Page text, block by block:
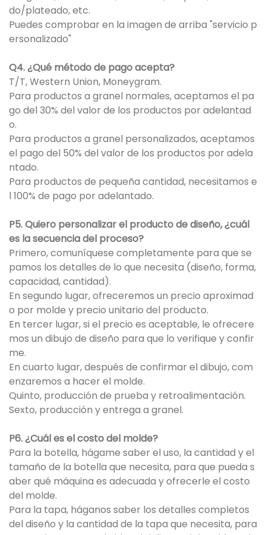
do/plateado, etc.
Puedes comprobar en la imagen de arriba "servicio p
ersonalizado"
Q4. ¿Qué método de pago acepta?
T/T, Western Union, Moneygram.
Para productos a granel normales, aceptamos el pa
go del 30% del valor de los productos por adelantad
o.
Para productos a granel personalizados, aceptamos
el pago del 50% del valor de los productos por adela
ntado.
Para productos de pequeña cantidad, necesitamos e
l 100% de pago por adelantado.
P5. Quiero personalizar el producto de diseño, ¿cuál
es la secuencia del proceso?
Primero, comuníquese completamente para que se
pamos los detalles de lo que necesita (diseño, forma,
capacidad, cantidad).
En segundo lugar, ofreceremos un precio aproximad
o por molde y precio unitario del producto.
En tercer lugar, si el precio es aceptable, le ofrecere
mos un dibujo de diseño para que lo verifique y confir
me.
En cuarto lugar, después de confirmar el dibujo, com
enzaremos a hacer el molde.
Quinto, producción de prueba y retroalimentación.
Sexto, producción y entrega a granel.
P6. ¿Cuál es el costo del molde?
Para la botella, hágame saber el uso, la cantidad y el
tamaño de la botella que necesita, para que pueda s
aber qué máquina es adecuada y ofrecerle el costo
del molde.
Para la tapa, háganos saber los detalles completos
del diseño y la cantidad de la tapa que necesita, para